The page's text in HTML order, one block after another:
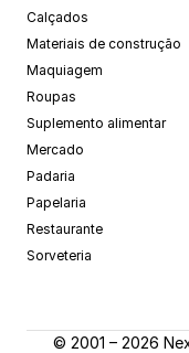
Calçados
Materiais de construção
Maquiagem
Roupas
Suplemento alimentar
Mercado
Padaria
Papelaria
Restaurante
Sorveteria
© 2001 – 2026